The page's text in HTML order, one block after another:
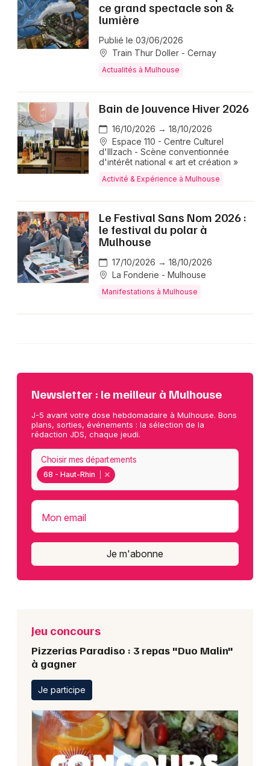
ce grand spectacle son &
lumière
Publié le 03/06/2026
Train Thur Doller - Cernay
Actualités à Mulhouse
Bain de Jouvence Hiver 2026
16/10/2026 → 18/10/2026
Espace 110 - Centre Culturel
d'Illzach - Scène conventionnée
d'intérêt national « art et création »
Activité & Expérience à Mulhouse
Le Festival Sans Nom 2026 :
le festival du polar à
Mulhouse
17/10/2026 → 18/10/2026
La Fonderie - Mulhouse
Manifestations à Mulhouse
Newsletter : le meilleur à Mulhouse
J-5 avant votre dose hebdomadaire à Mulhouse. Bons
plans, sorties, événements : la sélection de la
rédaction JDS, chaque jeudi.
68 - Haut-Rhin
Choisir mes départements
Mon email
Je m'abonne
Jeu concours
Pizzerias Paradiso : 3 repas "Duo Malin"
à gagner
Je participe